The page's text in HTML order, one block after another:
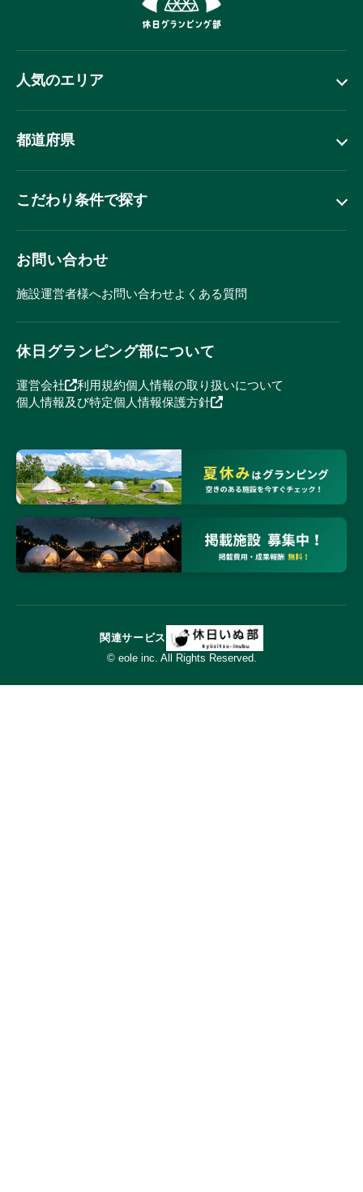
人気のエリア
都道府県
こだわり条件で探す
お問い合わせ
施設運営者様へお問い合わせよくある質問
休日グランピング部について
運営会社 利用規約個人情報の取り扱いについて
個人情報及び特定個人情報保護方針
関連サービス
© eole inc. All Rights Reserved.